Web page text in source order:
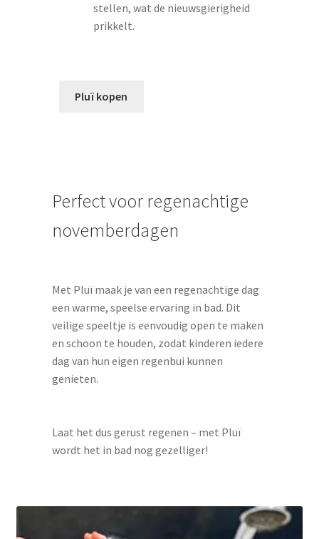
stellen, wat de nieuwsgierigheid
prikkelt.
Pluï kopen
Perfect voor regenachtige
novemberdagen
Met Pluï maak je van een regenachtige dag
een warme, speelse ervaring in bad. Dit
veilige speeltje is eenvoudig open te maken
en schoon te houden, zodat kinderen iedere
dag van hun eigen regenbui kunnen
genieten.
Laat het dus gerust regenen – met Pluï
wordt het in bad nog gezelliger!